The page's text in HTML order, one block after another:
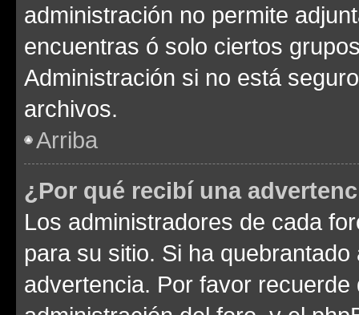
administración no permite
encuentras ó solo ciertos
Administración si no está
archivos.
Arriba
¿Por qué recibí una
Los administradores de cada
para su sitio. Si ha
advertencia. Por favor